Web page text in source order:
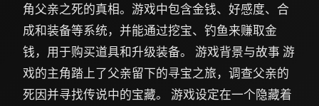
角父亲之死的真相。游戏中包含金钱、好感度、合
成和装备等系统，并能通过挖宝、钓鱼来赚取金
钱，用于购买道具和升级装备。 游戏背景与故事 游
戏的主角踏上了父亲留下的寻宝之旅，调查父亲的
死因并寻找传说中的宝藏。 游戏设定在一个隐藏着